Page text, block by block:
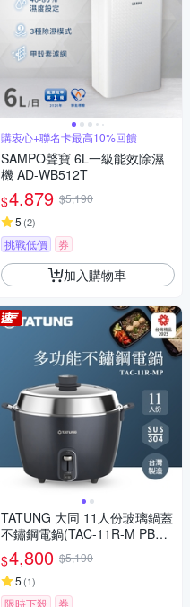
購衷心+聯名卡最高10%回饋
SAMPO聲寶 6L一級能效除濕
機 AD-WB512T
$4,879 $5,190
5 (2)
挑戰低價 券
加入購物車
TATUNG 大同 11人份玻璃鍋蓋
不鏽鋼電鍋(TAC-11R-M PB藍
黑色)
$4,800 $5,190
5 (1)
限時下殺 券